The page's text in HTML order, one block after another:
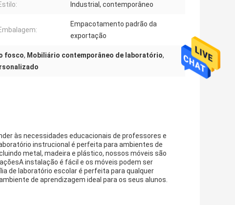
Industrial, contemporâneo
Empacotamento padrão da
exportação
fosco, Mobiliário contemporâneo de laboratório,
às necessidades educacionais de professores e
instrucional é perfeita para ambientes de
metal, madeira e plástico, nossos móveis são
instalação é fácil e os móveis podem ser
de laboratório escolar é perfeita para qualquer
de aprendizagem ideal para os seus alunos.